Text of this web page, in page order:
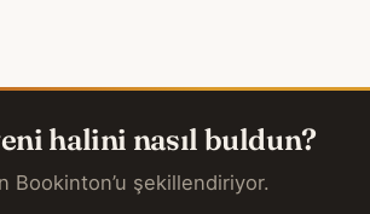
halini nasıl buldun?
Bookinton’u şekillendiriyor.